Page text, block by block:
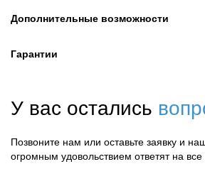
Дополнительные возможности
Гарантии
У вас остались
Позвоните нам или оставьте заявку и
огромным удовольствием ответят на